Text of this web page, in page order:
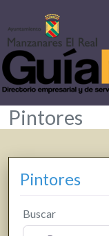
Pintores
Pintores
Buscar